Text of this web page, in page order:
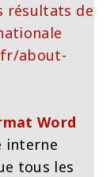
résultats de
about-
Word
interne
tous les